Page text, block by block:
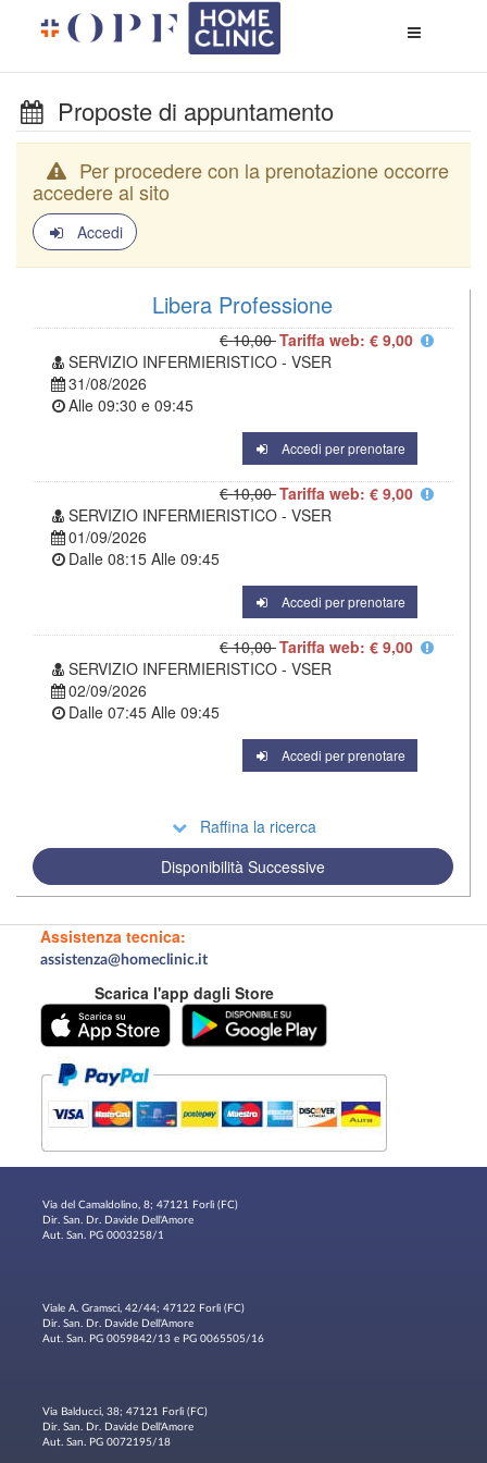
di
Proposte di appuntamento
Per procedere con la prenotazione occorre
accedere al sito
Accedi
Libera Professione
€ 10,00Tariffa web: € 9,00
SERVIZIO INFERMIERISTICO - VSER
31/08/2026
Alle 09:30 e 09:45
Accedi per prenotare
€ 10,00Tariffa web: € 9,00
SERVIZIO INFERMIERISTICO - VSER
01/09/2026
Dalle 08:15 Alle 09:45
Accedi per prenotare
€ 10,00Tariffa web: € 9,00
SERVIZIO INFERMIERISTICO - VSER
02/09/2026
Dalle 07:45 Alle 09:45
Accedi per prenotare
Raffina la ricerca
Disponibilità Successive
Assistenza tecnica:
assistenza@homeclinic.it
Scarica l'app dagli Store
Via del Camaldolino, 8; 47121 Forlì (FC)
Dir. San. Dr. Davide Dell'Amore
Aut. San. PG 0003258/1
Viale A. Gramsci, 42/44; 47122 Forlì (FC)
Dir. San. Dr. Davide Dell'Amore
Aut. San. PG 0059842/13 e PG 0065505/16
Via Balducci, 38; 47121 Forlì (FC)
Dir. San. Dr. Davide Dell'Amore
Aut. San. PG 0072195/18